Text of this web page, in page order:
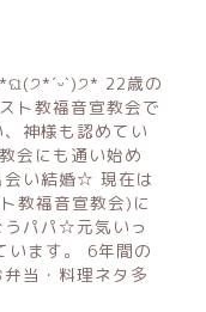
22歳の
ト教福音宣教会で
神様も認めてい
会にも通い始め
会い結婚☆ 現在は
教福音宣教会)に
うパパ☆元気いっ
います。 6年間の
当・料理ネタ多